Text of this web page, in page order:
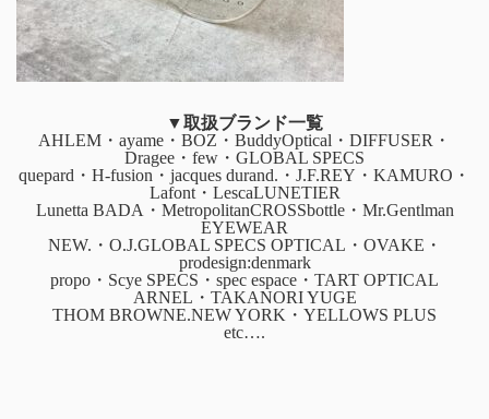
▼取扱ブランド一覧
AHLEM・ayame・BOZ・BuddyOptical・DIFFUSER・
Dragee・few・GLOBAL SPECS
quepard・H-fusion・jacques durand.・J.F.REY・KAMURO・
Lafont・LescaLUNETIER
Lunetta BADA・MetropolitanCROSSbottle・Mr.Gentlman
EYEWEAR
NEW.・O.J.GLOBAL SPECS OPTICAL・OVAKE・
prodesign:denmark
propo・Scye SPECS・spec espace・TART OPTICAL
ARNEL・TAKANORI YUGE
THOM BROWNE.NEW YORK・YELLOWS PLUS
etc….